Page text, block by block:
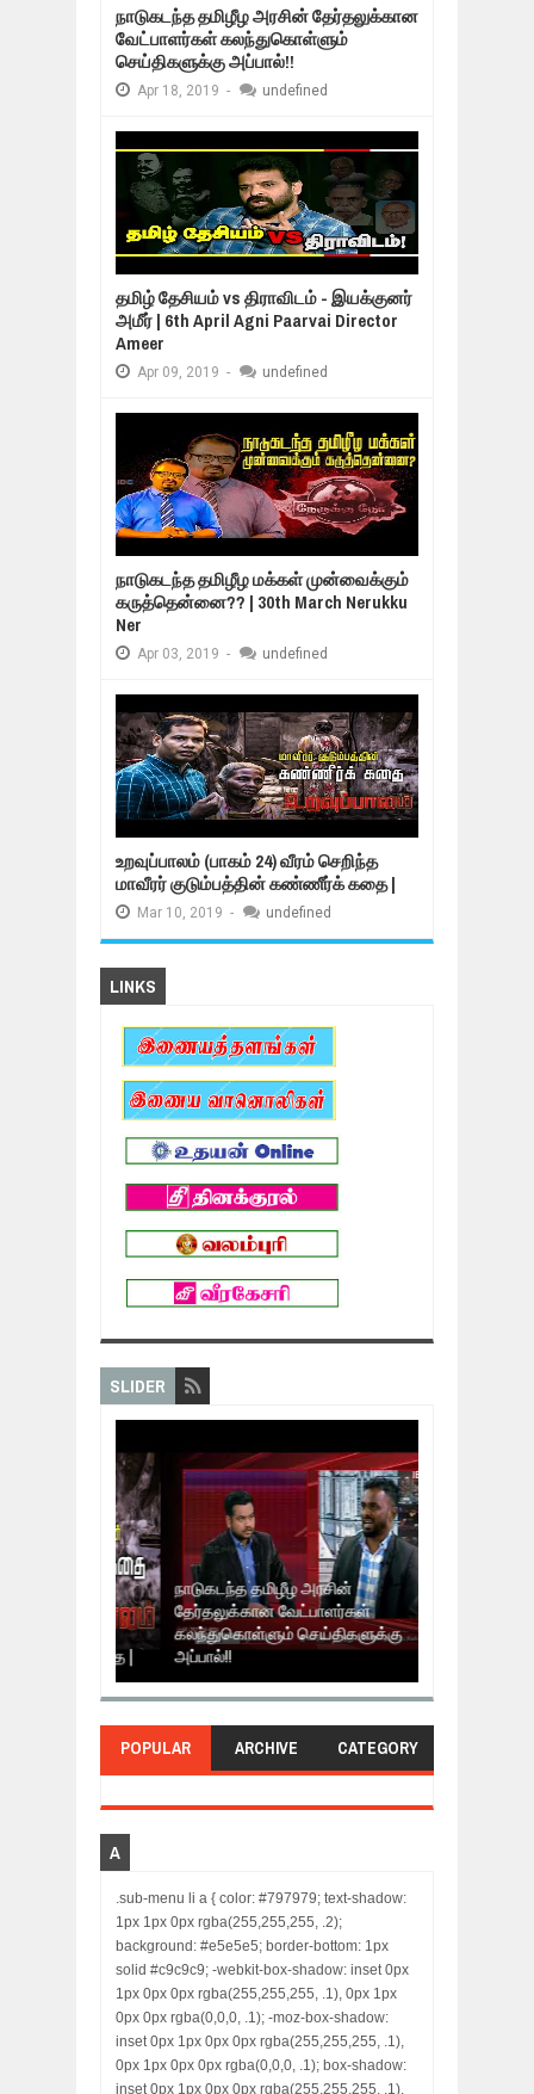
நாடுகடந்த தமிழீழ அரசின் தேர்தலுக்கான
வேட்பாளர்கள் கலந்துகொள்ளும்
செய்திகளுக்கு அப்பால்!!
Apr 18, 2019 - undefined
தமிழ் தேசியம் vs திராவிடம் - இயக்குனர்
அமீர் | 6th April Agni Paarvai Director
Ameer
Apr 09, 2019 - undefined
நாடுகடந்த தமிழீழ மக்கள் முன்வைக்கும்
கருத்தென்னை?? | 30th March Nerukku
Ner
Apr 03, 2019 - undefined
உறவுப்பாலம் (பாகம் 24) வீரம் செறிந்த
மாவீரர் குடும்பத்தின் கண்ணீர்க் கதை |
Mar 10, 2019 - undefined
LINKS
SLIDER
நாடுகடந்த தமிழீழ அரசின்
தேர்தலுக்கான வேட்பாளர்கள்
கலந்துகொள்ளும் செய்திகளுக்கு
அப்பால்!!
POPULAR ARCHIVE CATEGORY
A
.sub-menu li a { color: #797979; text-shadow:
1px 1px 0px rgba(255,255,255, .2);
background: #e5e5e5; border-bottom: 1px
solid #c9c9c9; -webkit-box-shadow: inset 0px
1px 0px 0px rgba(255,255,255, .1), 0px 1px
0px 0px rgba(0,0,0, .1); -moz-box-shadow:
inset 0px 1px 0px 0px rgba(255,255,255, .1),
0px 1px 0px 0px rgba(0,0,0, .1); box-shadow:
inset 0px 1px 0px 0px rgba(255,255,255, .1),